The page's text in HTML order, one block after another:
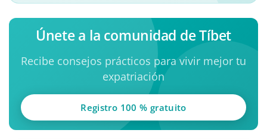
Únete a la comunidad de Tíbet
Recibe consejos prácticos para vivir mejor tu
expatriación
Registro 100 % gratuito